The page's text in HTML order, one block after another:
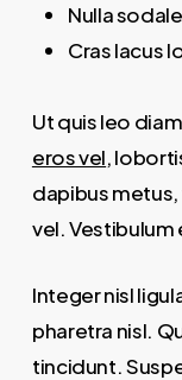
Nulla
Cras lacus
Ut quis leo
eros vel,
dapibus
vel. Vestibulum
Integer nisl
pharetra nisl.
tincidunt.